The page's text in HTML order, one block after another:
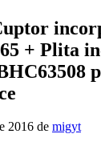
+ Plita
2016 de migyt